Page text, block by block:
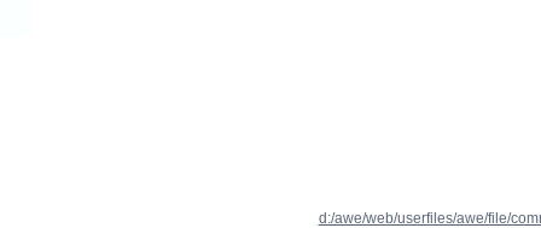
d:/awe/web/userfiles/awe/file/